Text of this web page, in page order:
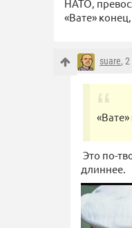
НАТО,
«Вате»
suare,
Это по-
длиннее.